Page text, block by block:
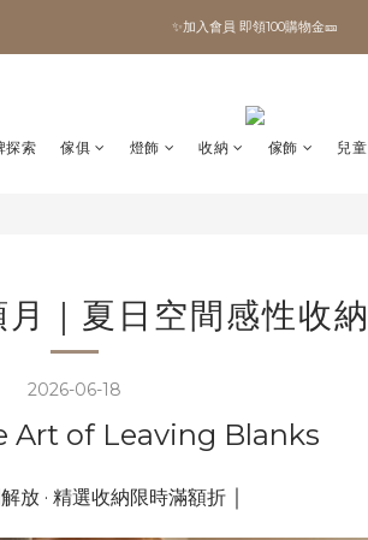
✨加入會員 即領100購物金🎫
✨加入會員 即領100購物金🎫
探索 傢俱 燈飾 收納 傢飾 兒童
｜夏日空間感性收納
2026-06-18
Art of Leaving Blanks
放 · 精選收納限時滿額折｜